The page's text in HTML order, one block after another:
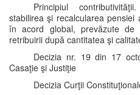
Principiul
stabilirea şi recalcularea
în acord global, prevăzute
retribuirii după cantitatea şi
Decizia nr. 19 din 17
Casaţie şi Justiţie
Decizia Curţii